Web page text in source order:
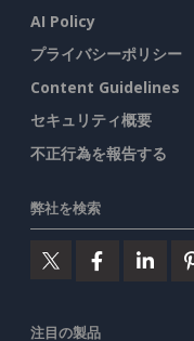
AI Policy
プライバシーポリシー
Content Guidelines
セキュリティ概要
不正行為を報告する
弊社を検索
注目の製品